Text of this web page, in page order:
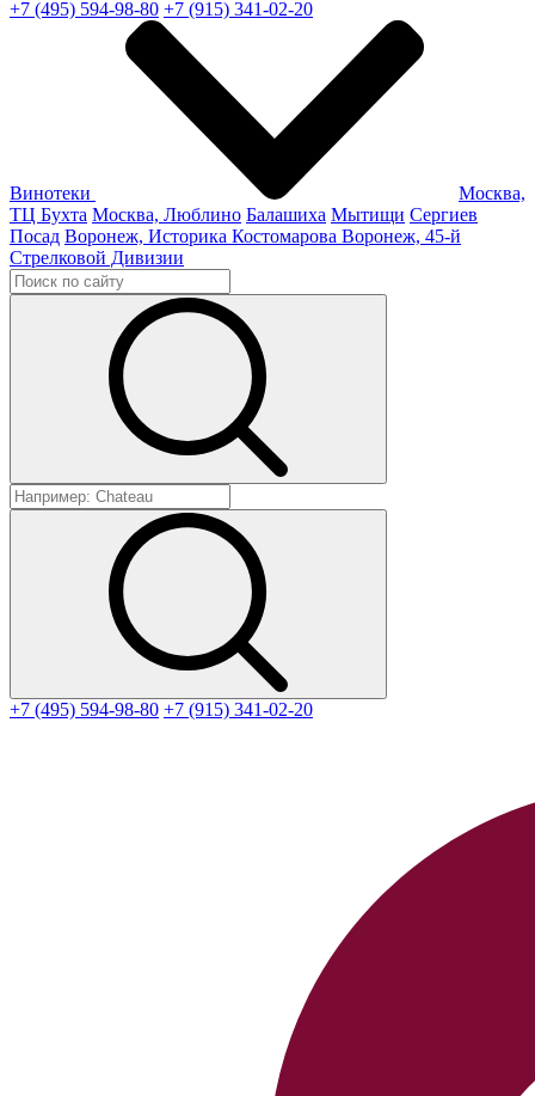
+7 (495) 594-98-80 +7 (915) 341-02-20
Винотеки
Москва,
ТЦ Бухта Москва, Люблино Балашиха Мытищи Сергиев
Посад Воронеж, Историка Костомарова Воронеж, 45-й
Стрелковой Дивизии
+7 (495) 594-98-80 +7 (915) 341-02-20